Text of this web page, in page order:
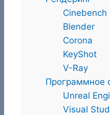
Cinebench
Blender
Corona
KeyShot
V-Ray
Программное
Unreal
Visual